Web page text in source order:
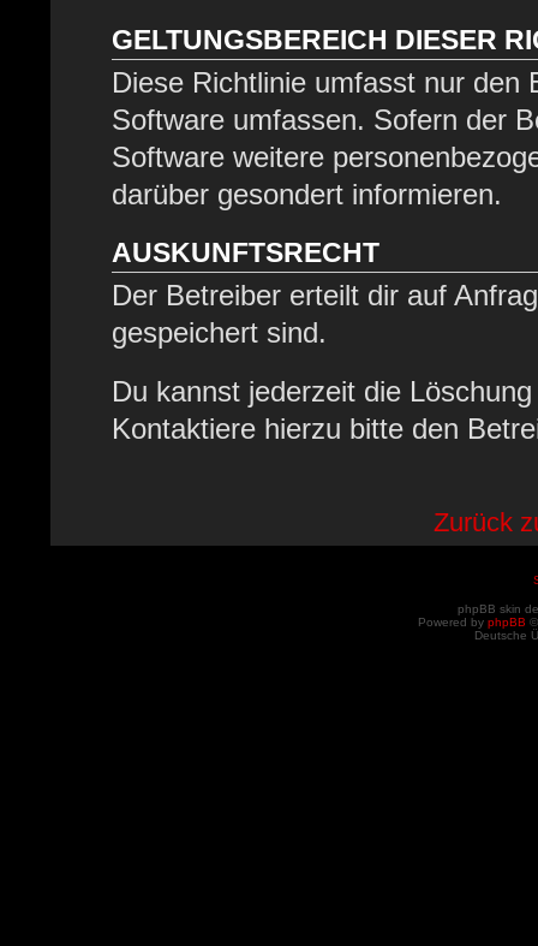
GELTUNGSBEREICH DIESER
Diese Richtlinie umfasst nur den
Software umfassen. Sofern der
Software weitere
darüber gesondert informieren.
AUSKUNFTSRECHT
Der Betreiber erteilt dir auf
gespeichert sind.
Du kannst jederzeit die
Kontaktiere hierzu bitte den
Zurück
phpBB skin
Powered by phpBB
Deutsche